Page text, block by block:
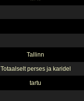
Tallinn
Totaalselt perses ja karidel
tartu